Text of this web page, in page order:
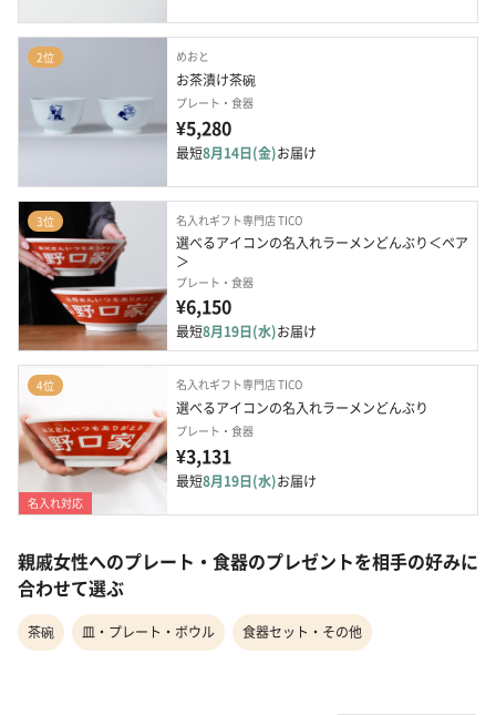
2位 めおと
お茶漬け茶碗
プレート・食器
¥5,280
最短8月14日(金)お届け
3位 名入れギフト専門店 TICO
選べるアイコンの名入れラーメンどんぶり＜ペア
＞
プレート・食器
¥6,150
最短8月19日(水)お届け
4位
名入れ対応
名入れギフト専門店 TICO
選べるアイコンの名入れラーメンどんぶり
プレート・食器
¥3,131
最短8月19日(水)お届け
親戚女性へのプレート・食器のプレゼントを相手の好みに
合わせて選ぶ
茶碗 皿・プレート・ボウル 食器セット・その他